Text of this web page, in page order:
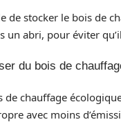
de stocker le bois de
un abri, pour éviter
du bois de
de chauffage
avec moins